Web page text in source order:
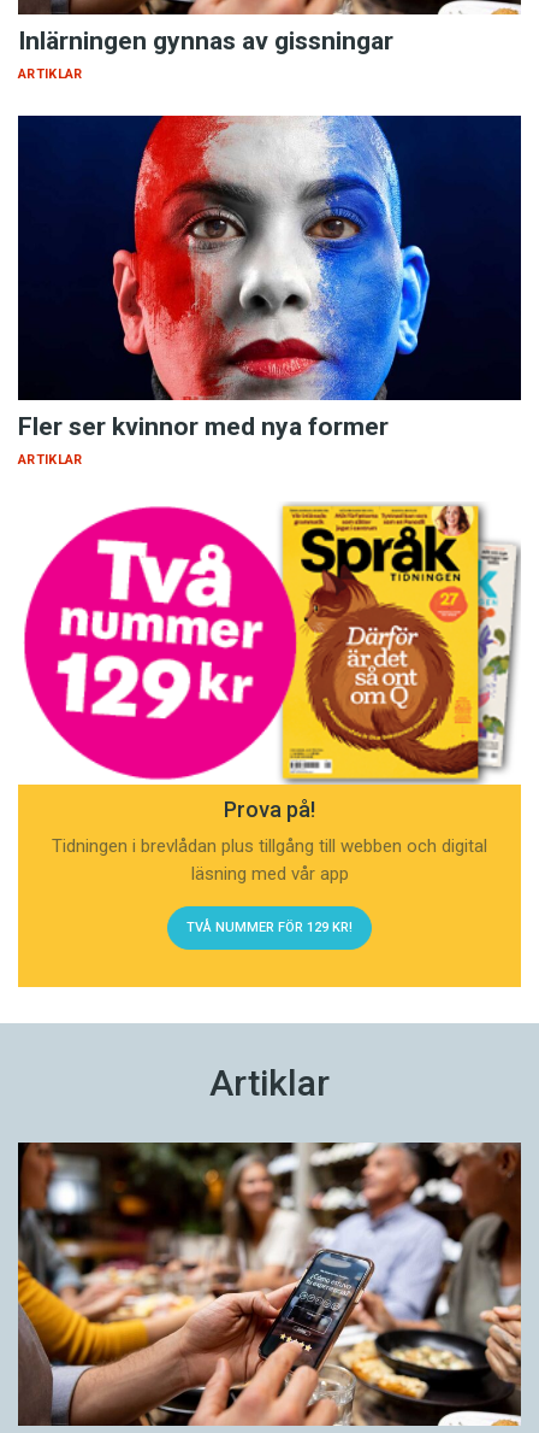
Inlärningen gynnas av gissningar
ARTIKLAR
Fler ser kvinnor med nya former
ARTIKLAR
Prova på!
Tidningen i brevlådan plus tillgång till webben och digital
läsning med vår app
TVÅ NUMMER FÖR 129 KR!
Artiklar